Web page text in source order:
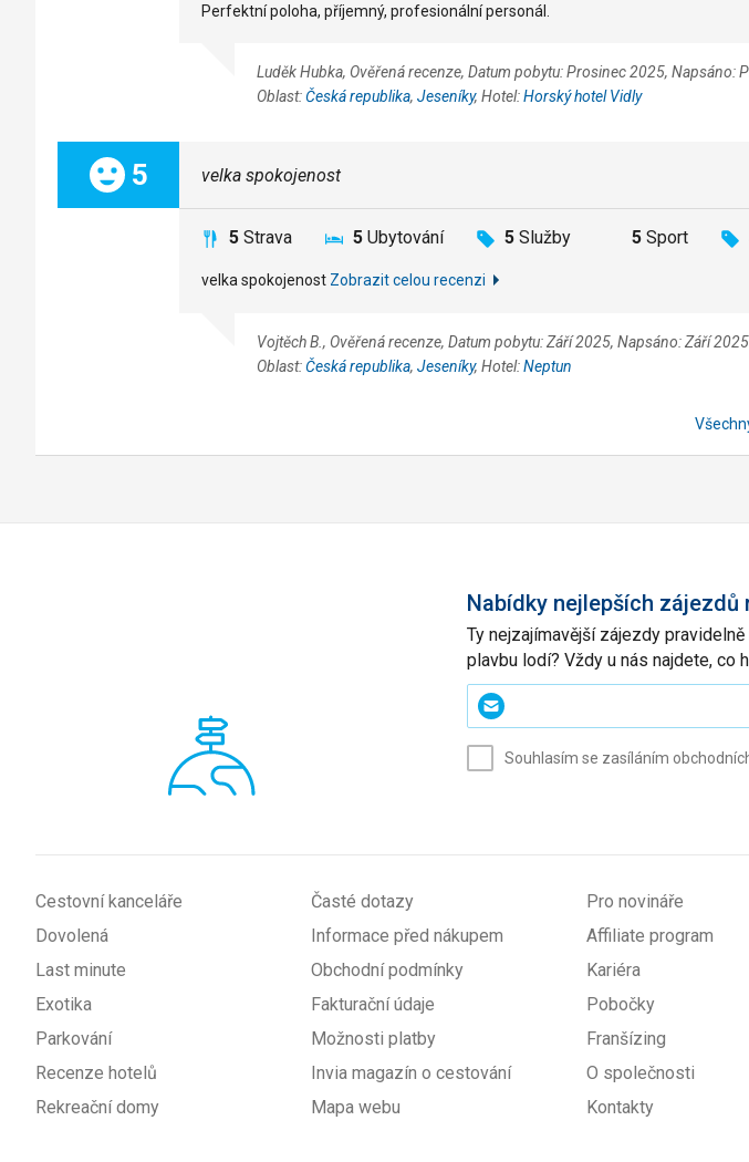
Perfektní poloha, příjemný, profesionální personál.
Luděk Hubka, Ověřená recenze, Datum pobytu: Prosinec 2025, Napsáno:
Oblast:Česká republika, Jeseníky, Hotel:Horský hotel Vidly
Celkem:
5 velka spokojenost
5 Strava 5 Ubytování 5 Služby 5 Sport
velka spokojenost Zobrazit celou recenzi
Vojtěch B., Ověřená recenze, Datum pobytu: Září 2025, Napsáno: Září 2025
Oblast:Česká republika, Jeseníky, Hotel:Neptun
Nabídky nejlepších zájezdů
Ty nejzajímavější zájezdy
plavbu lodí? Vždy u nás najdete, co
Zadejte
svůj
Souhlasím se zasíláním
Cestovní kanceláře
Dovolená
Last minute
Exotika
Parkování
Recenze hotelů
Rekreační domy
Časté dotazy
Informace před nákupem
Obchodní podmínky
Fakturační údaje
Možnosti platby
Invia magazín o cestování
Mapa webu
Pro novináře
Affiliate program
Kariéra
Pobočky
Franšízing
O společnosti
Kontakty